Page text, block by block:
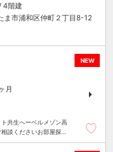
4階建
ま市浦和区仲町２丁目8-12
NEW
月
共生へーベルメゾン高
談くださいお部屋探し